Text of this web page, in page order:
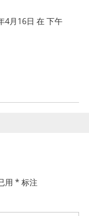
4月16日 在 下午
用 * 标注